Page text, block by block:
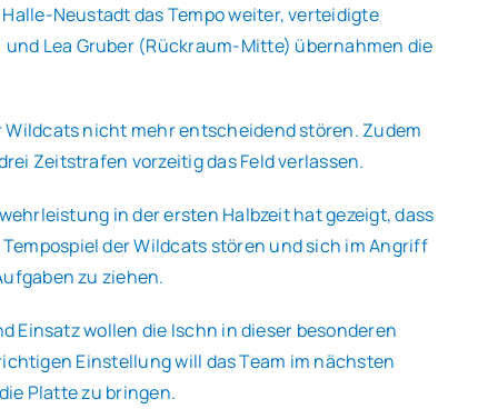
Neustadt das Tempo weiter, verteidigte
Lea Gruber (Rückraum-Mitte) übernahmen die
nicht mehr entscheidend stören. Zudem
Zeitstrafen vorzeitig das Feld verlassen.
in der ersten Halbzeit hat gezeigt, dass
der Wildcats stören und sich im Angriff
zu ziehen.
wollen die Ischn in dieser besonderen
Einstellung will das Team im nächsten
Platte zu bringen.